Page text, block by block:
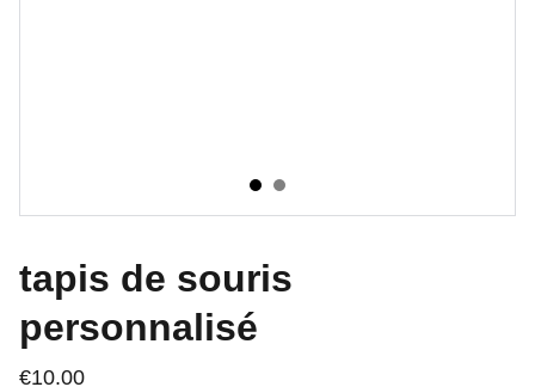
tapis de souris
personnalisé
€10.00